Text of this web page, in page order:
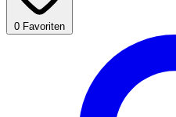
0 Favoriten